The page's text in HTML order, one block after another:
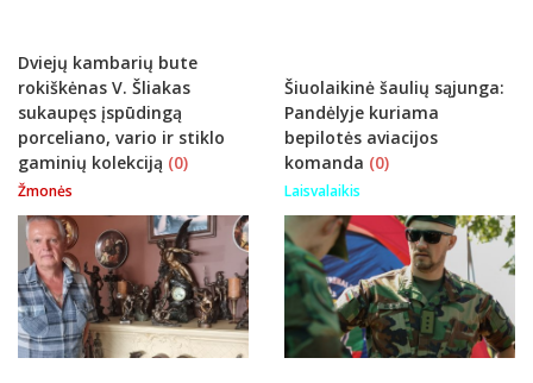
Dviejų kambarių bute
rokiškėnas V. Šliakas
sukaupęs įspūdingą
porceliano, vario ir stiklo
gaminių kolekciją (0)
Žmonės
Šiuolaikinė šaulių sąjunga:
Pandėlyje kuriama
bepilotės aviacijos
komanda (0)
Laisvalaikis